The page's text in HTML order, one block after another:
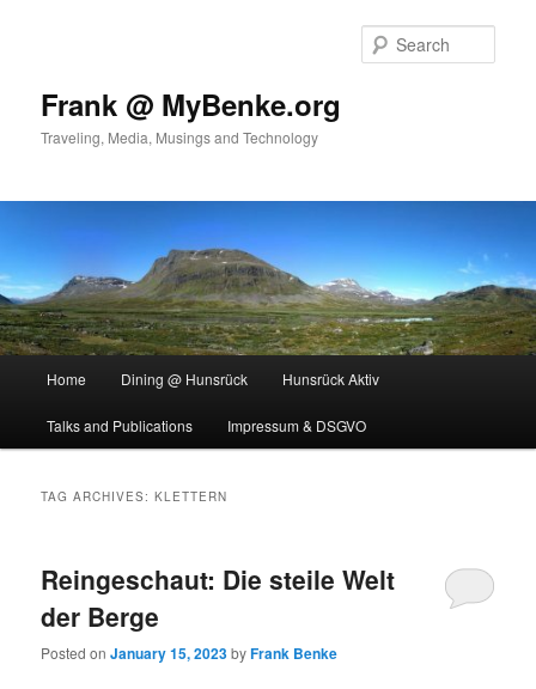
Frank @ MyBenke.org
Traveling, Media, Musings and Technology
Home Dining @ Hunsrück Hunsrück Aktiv
Talks and Publications Impressum & DSGVO
TAG ARCHIVES:KLETTERN
Reingeschaut: Die steile Welt
der Berge
Posted onJanuary 15, 2023byFrank Benke